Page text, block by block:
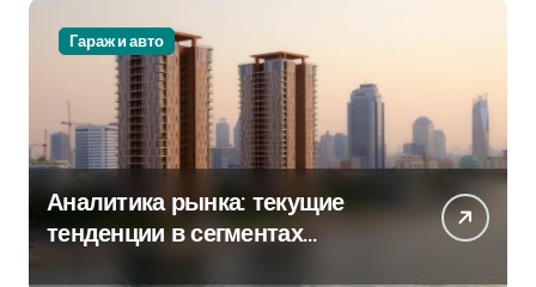
Гараж и авто
Аналитика рынка: текущие
тенденции в сегментах